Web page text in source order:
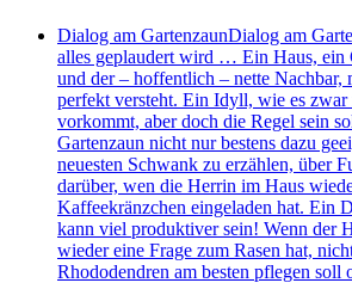
Dialog am GartenzaunDialog am
alles geplaudert wird … Ein Haus, ein
und der – hoffentlich – nette Nachbar,
perfekt versteht. Ein Idyll, wie es zwar
vorkommt, aber doch die Regel sein
Gartenzaun nicht nur bestens dazu
neuesten Schwank zu erzählen, über
darüber, wen die Herrin im Haus
Kaffeekränzchen eingeladen hat. Ein
kann viel produktiver sein! Wenn der
wieder eine Frage zum Rasen hat,
Rhododendren am besten pflegen soll